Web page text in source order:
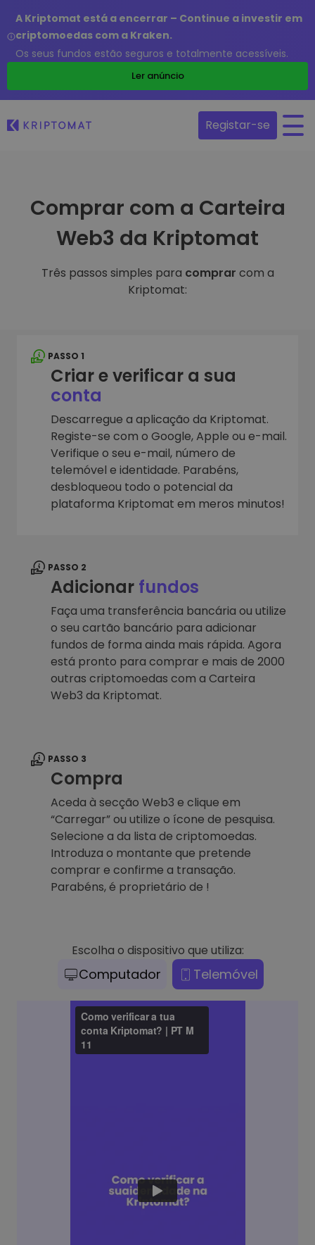
A Kriptomat está a encerrar – Continue a investir em
criptomoedas com a Kraken.
Os seus fundos estão seguros e totalmente acessíveis.
Ler anúncio
Registar-se
Comprar com a Carteira
Web3 da Kriptomat
Três passos simples para comprar com a
Kriptomat:
PASSO 1
Criar e verificar a sua
conta
Descarregue a aplicação da Kriptomat.
Registe-se com o Google, Apple ou e-mail.
Verifique o seu e-mail, número de
telemóvel e identidade. Parabéns,
desbloqueou todo o potencial da
plataforma Kriptomat em meros minutos!
PASSO 2
Adicionar fundos
Faça uma transferência bancária ou utilize
o seu cartão bancário para adicionar
fundos de forma ainda mais rápida. Agora
está pronto para comprar e mais de 2000
outras criptomoedas com a Carteira
Web3 da Kriptomat.
PASSO 3
Compra
Aceda à secção Web3 e clique em
“Carregar” ou utilize o ícone de pesquisa.
Selecione a da lista de criptomoedas.
Introduza o montante que pretende
comprar e confirme a transação.
Parabéns, é proprietário de !
Escolha o dispositivo que utiliza:
Computador Telemóvel